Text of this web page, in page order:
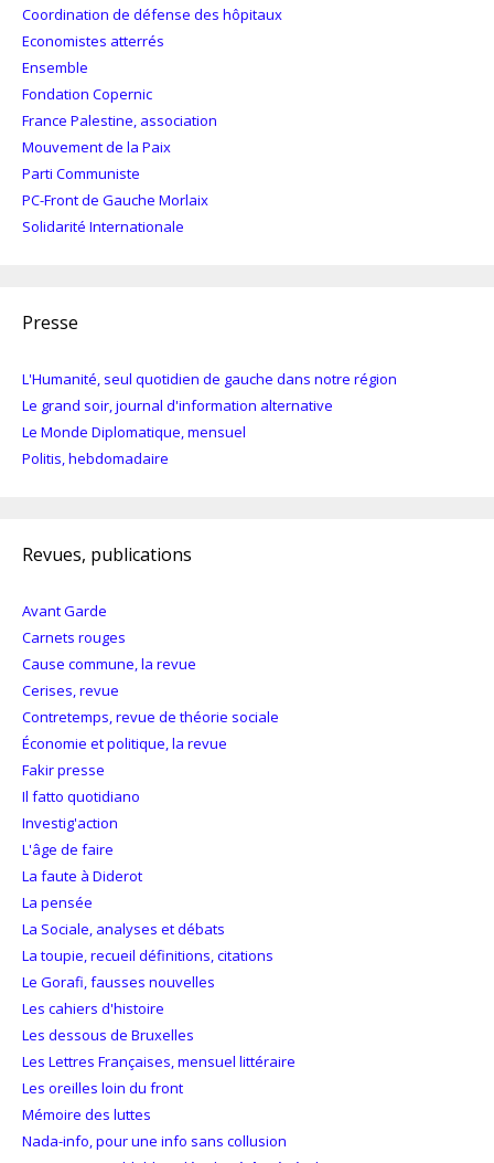
Coordination de défense des hôpitaux
Economistes atterrés
Ensemble
Fondation Copernic
France Palestine, association
Mouvement de la Paix
Parti Communiste
PC-Front de Gauche Morlaix
Solidarité Internationale
Presse
L'Humanité, seul quotidien de gauche dans notre région
Le grand soir, journal d'information alternative
Le Monde Diplomatique, mensuel
Politis, hebdomadaire
Revues, publications
Avant Garde
Carnets rouges
Cause commune, la revue
Cerises, revue
Contretemps, revue de théorie sociale
Économie et politique, la revue
Fakir presse
Il fatto quotidiano
Investig'action
L'âge de faire
La faute à Diderot
La pensée
La Sociale, analyses et débats
La toupie, recueil définitions, citations
Le Gorafi, fausses nouvelles
Les cahiers d'histoire
Les dessous de Bruxelles
Les Lettres Françaises, mensuel littéraire
Les oreilles loin du front
Mémoire des luttes
Nada-info, pour une info sans collusion